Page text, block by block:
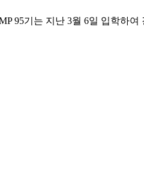
95기는 지난 3월 6일 입학하